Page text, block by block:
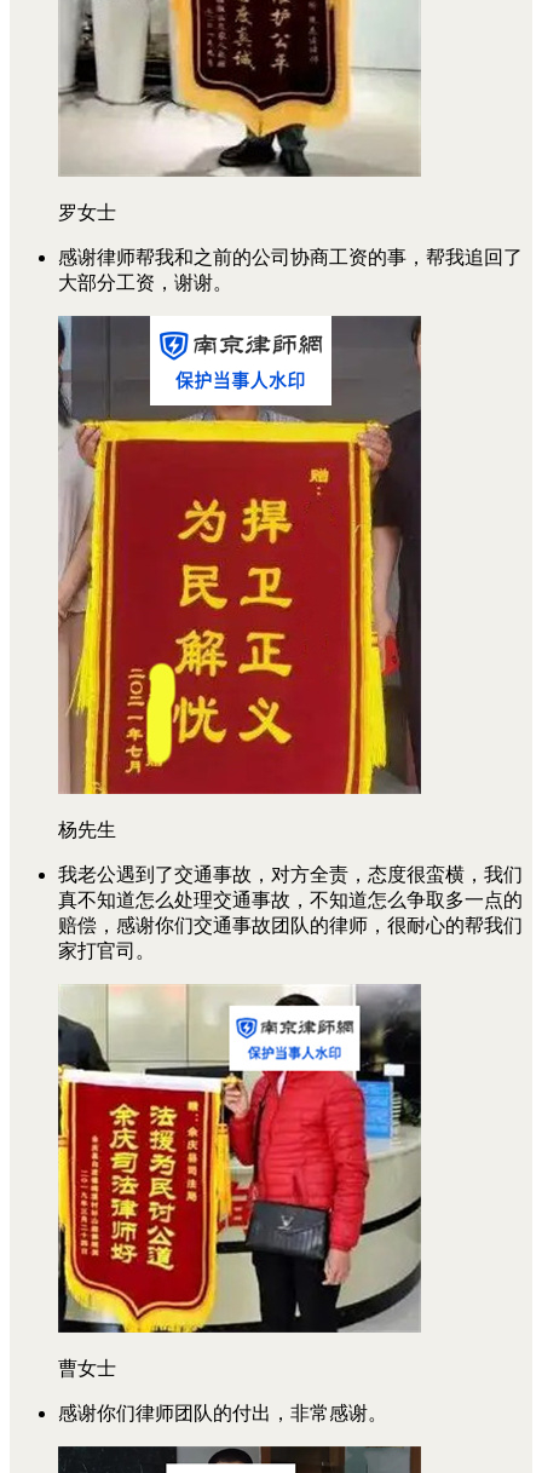
罗女士
感谢律师帮我和之前的公司协商工资的事，帮我追回了
大部分工资，谢谢。
杨先生
我老公遇到了交通事故，对方全责，态度很蛮横，我们
真不知道怎么处理交通事故，不知道怎么争取多一点的
赔偿，感谢你们交通事故团队的律师，很耐心的帮我们
家打官司。
曹女士
感谢你们律师团队的付出，非常感谢。